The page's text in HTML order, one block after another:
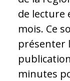
de lecture
mois. Ce
présenter
minutes